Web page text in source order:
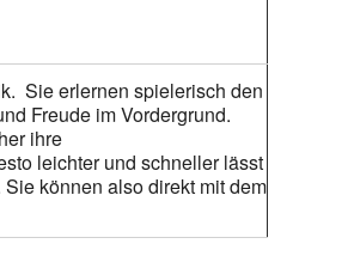
Sie erlernen spielerisch den
Freude im Vordergrund.
ihre
leichter und schneller lässt
können also direkt mit dem